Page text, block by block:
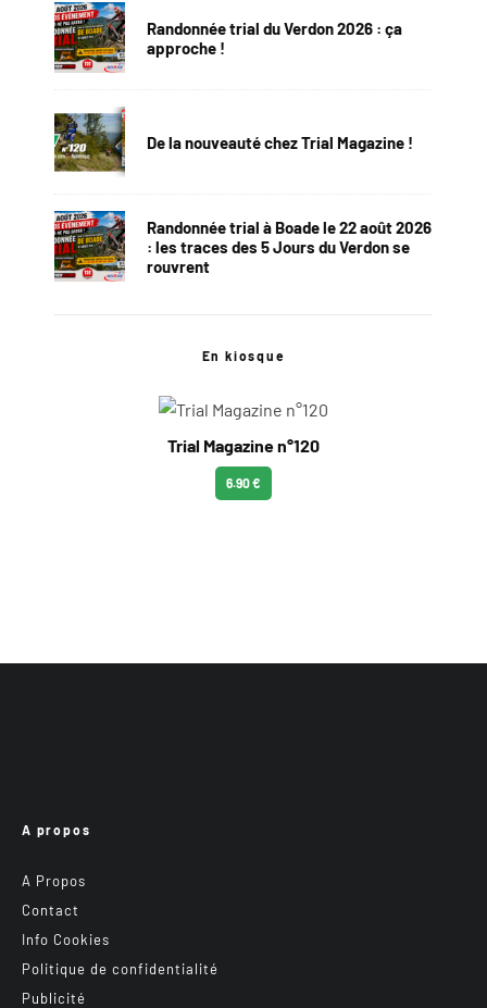
Randonnée trial du Verdon 2026 : ça
approche !
De la nouveauté chez Trial Magazine !
Randonnée trial à Boade le 22 août 2026
: les traces des 5 Jours du Verdon se
rouvrent
En kiosque
Trial Magazine n°120
6.90 €
A propos
A Propos
Contact
Info Cookies
Politique de confidentialité
Publicité